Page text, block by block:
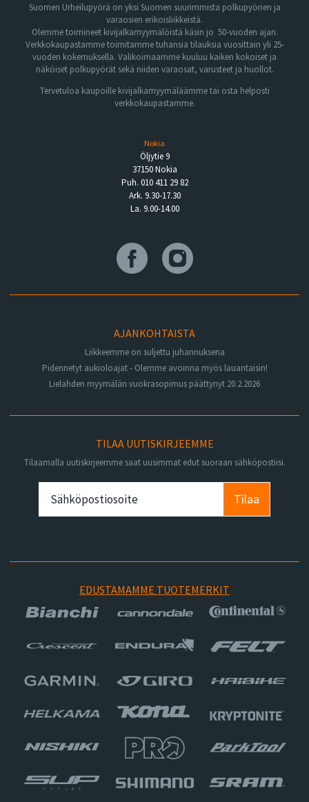
Suomen Urheilupyörä on yksi Suomen suurimmista polkupyörien ja
varaosien erikoisliikkeistä.
Olemme toimineet kivijalkamyymälöistä käsin jo 50-vuoden ajan.
Verkkokaupastamme toimitamme tuhansia tilauksia vuosittain yli 25-
vuoden kokemuksella. Valikoimaamme kuuluu kaiken kokoiset ja
näköiset polkupyörät sekä niiden varaosat, varusteet ja huollot.
Tervetuloa kaupoille kivijalkamyymäläämme tai osta helposti
verkkokaupastamme.
Nokia
Öljytie 9
37150 Nokia
Puh. 010 411 29 82
Ark. 9.30-17.30
La. 9.00-14.00
AJANKOHTAISTA
Liikkeemme on suljettu juhannuksena
Pidennetyt aukioloajat - Olemme avoinna myös lauantaisin!
Lielahden myymälän vuokrasopimus päättynyt 20.2.2026
TILAA UUTISKIRJEEMME
Tilaamalla uutiskirjeemme saat uusimmat edut suoraan sähköpostiisi.
Tilaa
EDUSTAMAMME TUOTEMERKIT